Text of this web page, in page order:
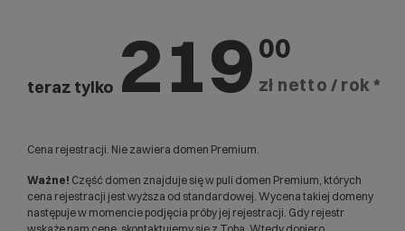
teraz tylko 219 00
zł netto / rok *
Cena rejestracji. Nie zawiera domen Premium.
Ważne! Część domen znajduje się w puli domen Premium, których
cena rejestracji jest wyższa od standardowej. Wycena takiej domeny
następuje w momencie podjęcia próby jej rejestracji. Gdy rejestr